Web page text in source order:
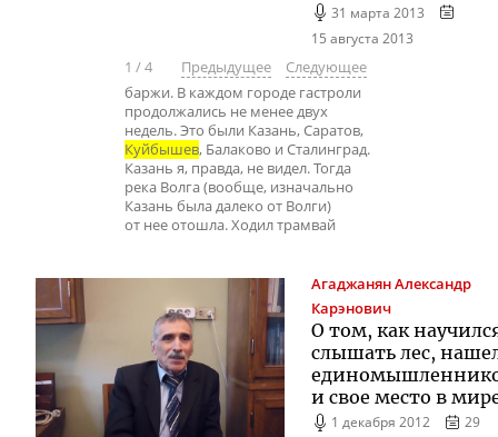
31 марта 2013
15 августа 2013
1 /4 Предыдущее
Следующее
баржи. В каждом городе гастроли
продолжались не менее двух
недель. Это были Казань, Саратов,
Куйбышев, Балаково и Сталинград.
Казань я, правда, не видел. Тогда
река Волга (вообще, изначально
Казань была далеко от Волги)
от нее отошла. Ходил трамвай
АгаджанянАлександр
Карэнович
О том, как
слышать лес,
и свое место в
1 декабря 2012
29